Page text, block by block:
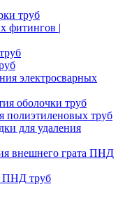
труб
фитингов |
электросварных
оболочки труб
полиэтиленовых труб
для удаления
внешнего грата ПНД
ПНД труб